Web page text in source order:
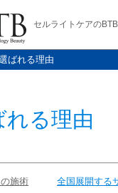
セルライトケアのBTB
ばれる理由
れる理由
施術 全国展開する